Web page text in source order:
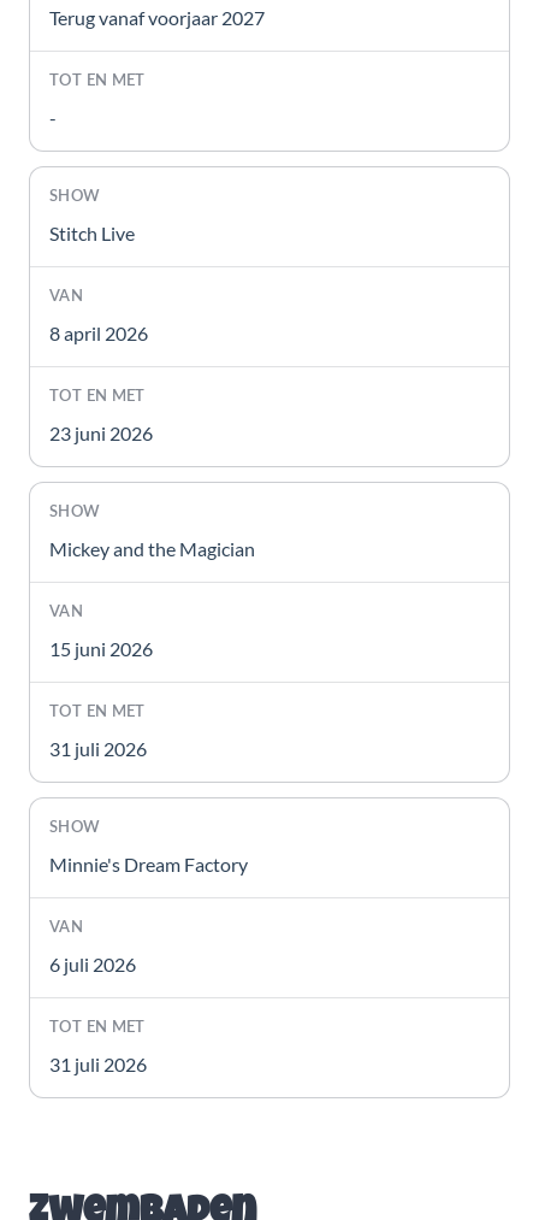
Terug vanaf voorjaar 2027
-
Stitch Live
8 april 2026
23 juni 2026
Mickey and the Magician
15 juni 2026
31 juli 2026
Minnie's Dream Factory
6 juli 2026
31 juli 2026